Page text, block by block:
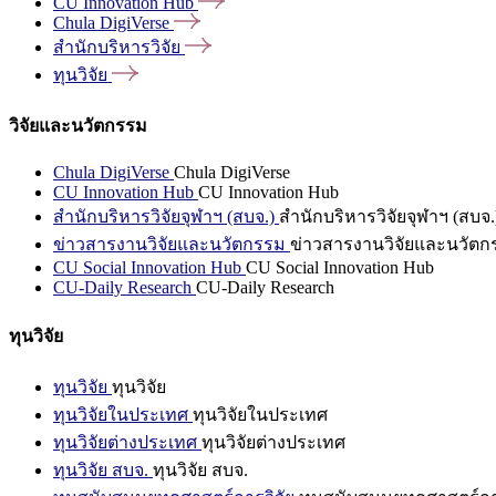
Chula DigiVerse
สำนักบริหารวิจัย
ทุนวิจัย
วิจัยและนวัตกรรม
Chula DigiVerse Chula DigiVerse
CU Innovation Hub CU Innovation Hub
สำนักบริหารวิจัยจุฬาฯ (สบจ.) สำนักบริหารวิจัยจุฬาฯ (สบจ
ข่าวสารงานวิจัยและนวัตกรรม ข่าวสารงานวิจัยและนวัตก
CU Social Innovation Hub CU Social Innovation Hub
CU-Daily Research CU-Daily Research
ทุนวิจัย
ทุนวิจัย ทุนวิจัย
ทุนวิจัยในประเทศ ทุนวิจัยในประเทศ
ทุนวิจัยต่างประเทศ ทุนวิจัยต่างประเทศ
ทุนวิจัย สบจ. ทุนวิจัย สบจ.